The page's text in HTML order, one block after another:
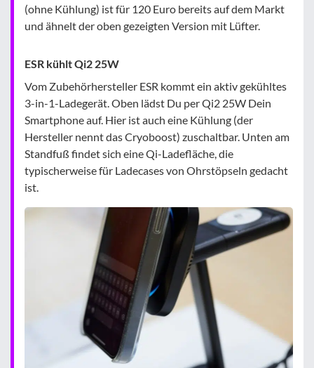
(ohne Kühlung) ist für 120 Euro bereits auf dem Markt
und ähnelt der oben gezeigten Version mit Lüfter.
ESR kühlt Qi2 25W
Vom Zubehörhersteller ESR kommt ein aktiv gekühltes
3-in-1-Ladegerät. Oben lädst Du per Qi2 25W Dein
Smartphone auf. Hier ist auch eine Kühlung (der
Hersteller nennt das Cryoboost) zuschaltbar. Unten am
Standfuß findet sich eine Qi-Ladefläche, die
typischerweise für Ladecases von Ohrstöpseln gedacht
ist.